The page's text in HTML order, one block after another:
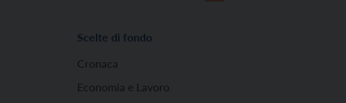
Scelte di fondo
Cronaca
Economia e Lavoro